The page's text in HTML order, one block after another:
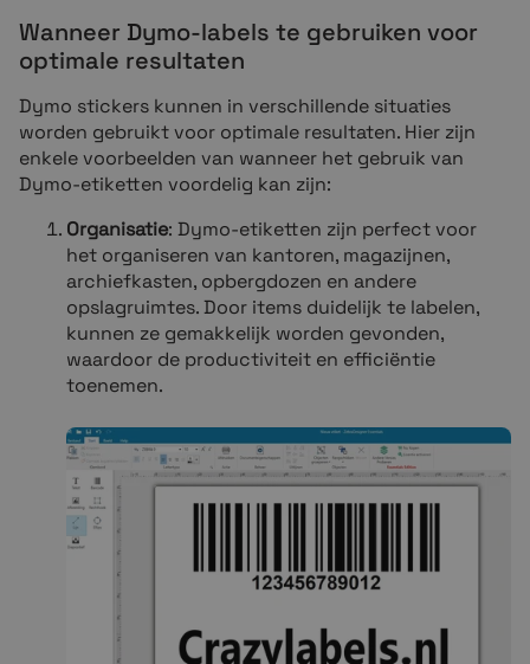
Wanneer Dymo-labels te gebruiken voor
optimale resultaten
Dymo stickers kunnen in verschillende situaties
worden gebruikt voor optimale resultaten. Hier zijn
enkele voorbeelden van wanneer het gebruik van
Dymo-etiketten voordelig kan zijn:
Organisatie: Dymo-etiketten zijn perfect voor
het organiseren van kantoren, magazijnen,
archiefkasten, opbergdozen en andere
opslagruimtes. Door items duidelijk te labelen,
kunnen ze gemakkelijk worden gevonden,
waardoor de productiviteit en efficiëntie
toenemen.